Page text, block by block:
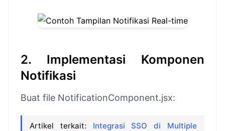
2. Implementasi Komponen
Notifikasi
Buat file NotificationComponent.jsx:
Artikel terkait: Integrasi SSO di Multiple